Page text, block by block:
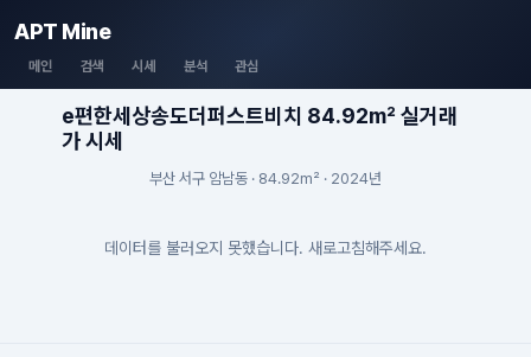
APT Mine
메인 검색 시세 분석 관심
e편한세상송도더퍼스트비치 84.92m² 실거래
가 시세
부산 서구 암남동 · 84.92m² · 2024년
데이터를 불러오지 못했습니다. 새로고침해주세요.